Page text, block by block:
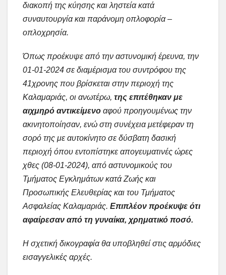
διακοπή της κύησης και ληστεία κατά
συναυτουργία και παράνομη οπλοφορία –
οπλοχρησία.
Όπως προέκυψε από την αστυνομική έρευνα, την
01-01-2024 σε διαμέρισμα του συντρόφου της
41χρονης που βρίσκεται στην περιοχή της
Καλαμαριάς, οι ανωτέρω, της επιτέθηκαν με
αιχμηρό αντικείμενο αφού προηγουμένως την
ακινητοποίησαν, ενώ στη συνέχεια μετέφεραν τη
σορό της με αυτοκίνητο σε δύσβατη δασική
περιοχή όπου εντοπίστηκε απογευματινές ώρες
χθες (08-01-2024), από αστυνομικούς του
Τμήματος Εγκλημάτων κατά Ζωής και
Προσωπικής Ελευθερίας και του Τμήματος
Ασφαλείας Καλαμαριάς. Επιπλέον προέκυψε ότι
αφαίρεσαν από τη γυναίκα, χρηματικό ποσό.
Η σχετική δικογραφία θα υποβληθεί στις αρμόδιες
εισαγγελικές αρχές.